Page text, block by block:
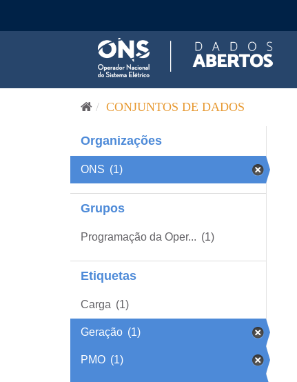
CONJUNTOS DE DADOS
Organizações
ONS (1)
Grupos
Programação da Oper... (1)
Etiquetas
Carga (1)
Geração (1)
PMO (1)